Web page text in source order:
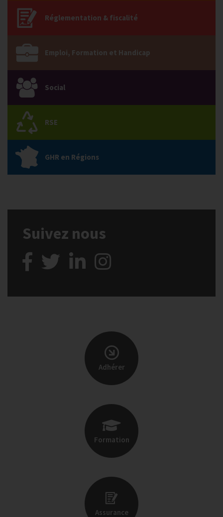
Réglementation & fiscalité
Emploi, Formation et Handicap
Social
RSE
GHR en Régions
Suivez nous
Adhérer
Formation
Assurance